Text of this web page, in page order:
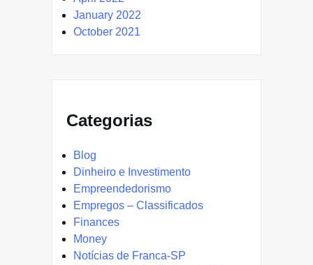
January 2022
October 2021
Categorias
Blog
Dinheiro e Investimento
Empreendedorismo
Empregos – Classificados
Finances
Money
Notícias de Franca-SP